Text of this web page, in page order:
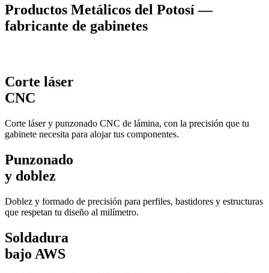
Productos Metálicos del Potosí —
fabricante de gabinetes
Corte láser
CNC
Corte láser y punzonado CNC de lámina, con la precisión que tu
gabinete necesita para alojar tus componentes.
Punzonado
y doblez
Doblez y formado de precisión para perfiles, bastidores y estructuras
que respetan tu diseño al milímetro.
Soldadura
bajo AWS